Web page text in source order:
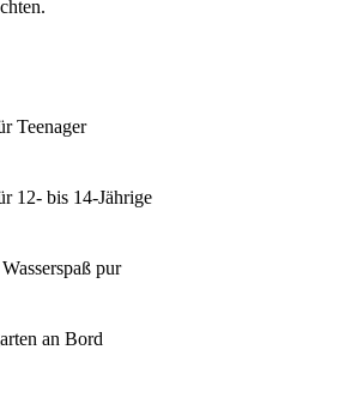
Teenager
12- bis 14-Jährige
pur
an Bord